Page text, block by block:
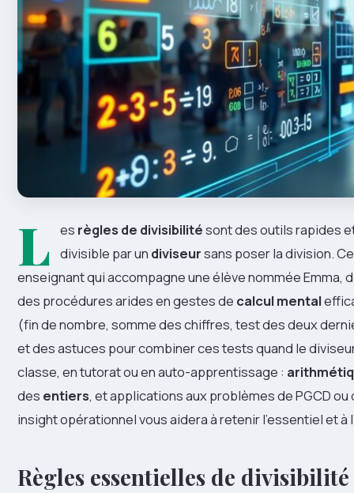
L es règles de divisibilitésont des outils rapides
divisible par un diviseursans poser la division.
enseignant qui accompagne une élève nommée
des procédures arides en gestes de calcul mental
(fin de nombre, somme des chiffres, test des deux
et des astuces pour combiner ces tests quand le
classe, en tutorat ou en auto-apprentissage :
des entiers, et applications aux problèmes de PGCD
insight opérationnel vous aidera à retenir l’essentiel et
Règles essentielles de divisibilité